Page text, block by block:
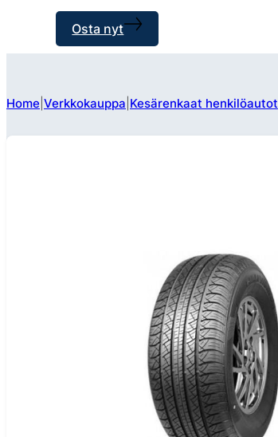
Osta nyt
Home Verkkokauppa Kesärenkaat henkilöautot